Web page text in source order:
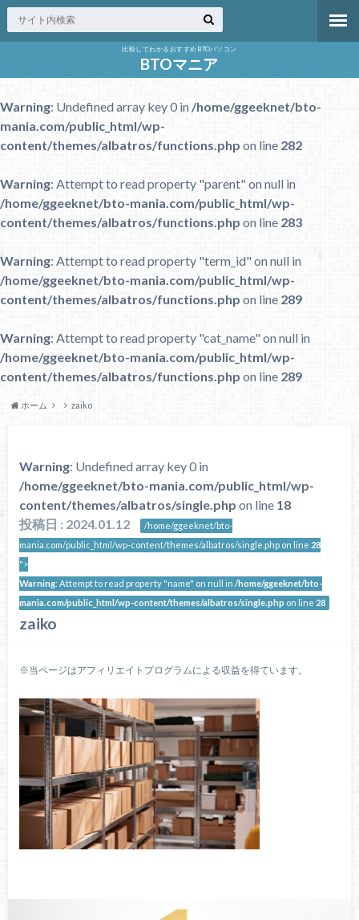
比較してわかるおすすめBTOパソコン
BTOマニア
Warning: Undefined array key 0 in/home/ggeeknet/bto-
mania.com/public_html/wp-
content/themes/albatros/functions.php on line 282
Warning: Attempt to read property "parent" on null in
/home/ggeeknet/bto-mania.com/public_html/wp-
content/themes/albatros/functions.php on line 283
Warning: Attempt to read property "term_id" on null in
/home/ggeeknet/bto-mania.com/public_html/wp-
content/themes/albatros/functions.php on line 289
Warning: Attempt to read property "cat_name" on null in
/home/ggeeknet/bto-mania.com/public_html/wp-
content/themes/albatros/functions.php on line 289
ホーム zaiko
Warning: Undefined array key 0 in
/home/ggeeknet/bto-mania.com/public_html/wp-
content/themes/albatros/single.php on line 18
投稿日 : 2024.01.12
/home/ggeeknet/bto-
mania.com/public_html/wp-content/themes/albatros/single.php on line 28
">
Warning: Attempt to read property "name" on null in/home/ggeeknet/bto-
mania.com/public_html/wp-content/themes/albatros/single.php on line 28
zaiko
※当ページはアフィリエイトプログラムによる収益を得ています。